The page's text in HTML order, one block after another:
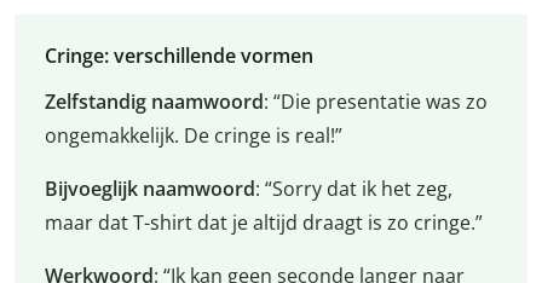
Cringe: verschillende vormen
Zelfstandig naamwoord: “Die presentatie was zo
ongemakkelijk. De cringe is real!”
Bijvoeglijk naamwoord: “Sorry dat ik het zeg,
maar dat T-shirt dat je altijd draagt is zo cringe.”
Werkwoord: “Ik kan geen seconde langer naar